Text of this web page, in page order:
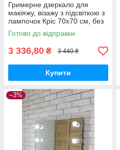
Гримерне дзеркало для
макіяжу, візажу з підсвіткою з
лампочок Кріс 70х70 см, без
рами
Готово до відправки
3 336,80 ₴ 3 440 ₴
Купити
–3%